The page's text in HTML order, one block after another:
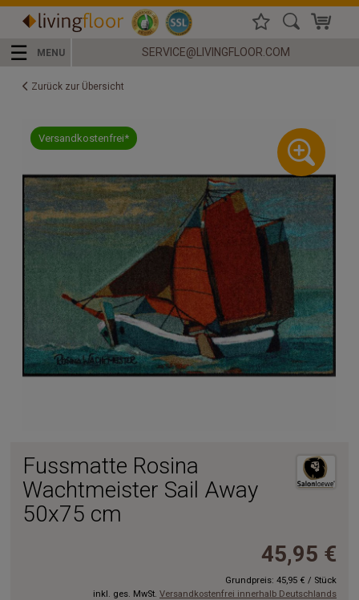
☰ MENU SERVICE@LIVINGFLOOR.COM
Zurück zur Übersicht
Versandkostenfrei*
Fussmatte Rosina
Wachtmeister Sail Away
50x75 cm
45,95 €
Grundpreis: 45,95 € / Stück
inkl. ges. MwSt. Versandkostenfrei innerhalb Deutschlands